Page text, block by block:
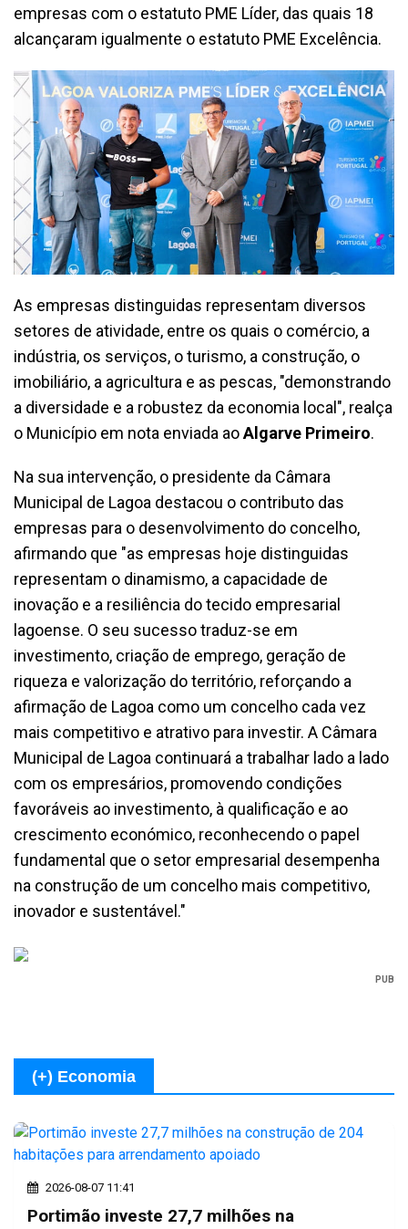
empresas com o estatuto PME Líder, das quais 18
alcançaram igualmente o estatuto PME Excelência.
As empresas distinguidas representam diversos
setores de atividade, entre os quais o comércio, a
indústria, os serviços, o turismo, a construção, o
imobiliário, a agricultura e as pescas, "demonstrando
a diversidade e a robustez da economia local", realça
o Município em nota enviada aoAlgarve Primeiro.
Na sua intervenção, o presidente da Câmara
Municipal de Lagoa destacou o contributo das
empresas para o desenvolvimento do concelho,
afirmando que "as empresas hoje distinguidas
representam o dinamismo, a capacidade de
inovação e a resiliência do tecido empresarial
lagoense. O seu sucesso traduz-se em
investimento, criação de emprego, geração de
riqueza e valorização do território, reforçando a
afirmação de Lagoa como um concelho cada vez
mais competitivo e atrativo para investir. A Câmara
Municipal de Lagoa continuará a trabalhar lado a lado
com os empresários, promovendo condições
favoráveis ao investimento, à qualificação e ao
crescimento económico, reconhecendo o papel
fundamental que o setor empresarial desempenha
na construção de um concelho mais competitivo,
inovador e sustentável."
PUB
(+) Economia
2026-08-07 11:41
Portimão investe 27,7 milhões na